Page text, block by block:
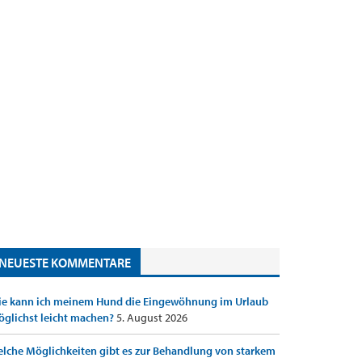
NEUESTE KOMMENTARE
kann ich meinem Hund die Eingewöhnung im Urlaub
leicht machen?5. August 2026
Möglichkeiten gibt es zur Behandlung von starkem